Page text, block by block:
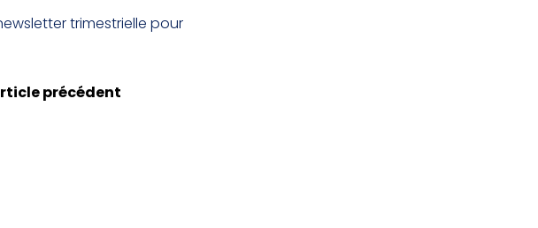
trimestrielle pour
précédent